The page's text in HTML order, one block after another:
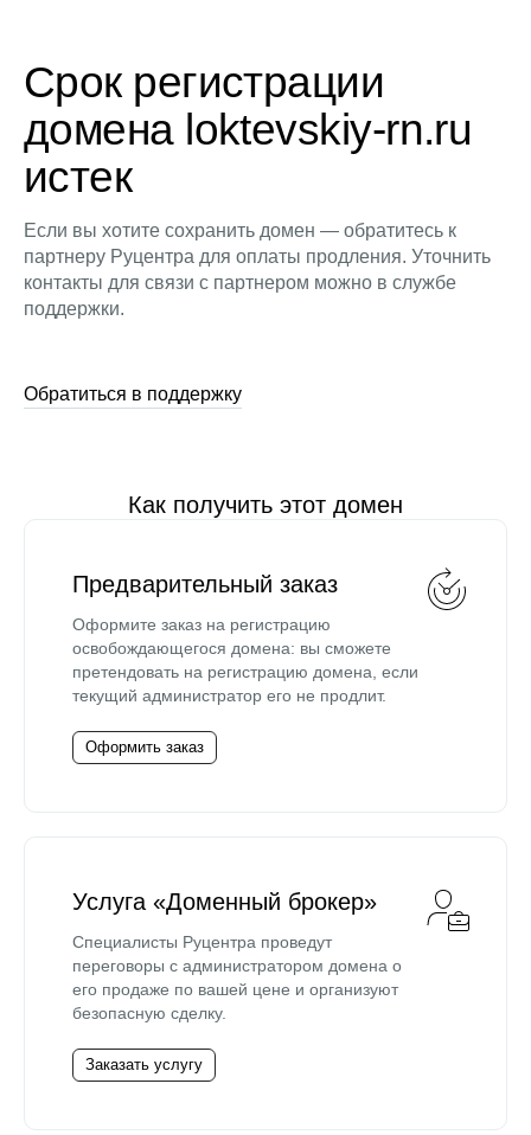
Срок регистрации
домена loktevskiy-rn.ru
истек
Если вы хотите сохранить домен — обратитесь к
партнеру Руцентра для оплаты продления. Уточнить
контакты для связи с партнером можно в службе
поддержки.
Обратиться в поддержку
Как получить этот домен
Предварительный заказ
Оформите заказ на регистрацию
освобождающегося домена: вы сможете
претендовать на регистрацию домена, если
текущий администратор его не продлит.
Оформить заказ
Услуга «Доменный брокер»
Специалисты Руцентра проведут
переговоры с администратором домена о
его продаже по вашей цене и организуют
безопасную сделку.
Заказать услугу